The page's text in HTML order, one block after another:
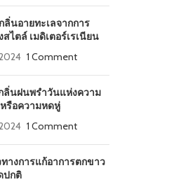
ลิ่นอายทะเลจากการ
ไตล์ เมดิเตอร์เรเนียน
1 Comment
ลิ่นฝนพรำวันแห่งความ
รือความหดหู่
1 Comment
างการแก้อาการตกขาว
ปกติ